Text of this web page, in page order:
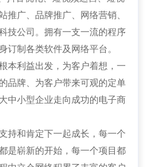
推广、品牌推广、网络营销、
技公司。拥有一支一流的程序
订制各类软件及网络平台。
本利益出发，为客户着想，一
品牌、为客户带来可观的定单
中小型企业走向成功的电子商
持和肯定下一起成长，每一个
是崭新的开始，每一个项目都